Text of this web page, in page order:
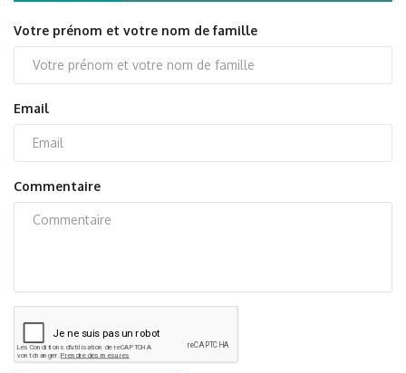
Votre prénom et votre nom de famille
Email
Commentaire